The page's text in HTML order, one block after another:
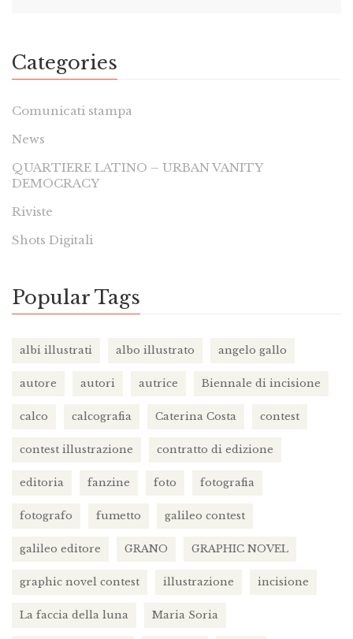
Categories
Comunicati stampa
News
QUARTIERE LATINO – URBAN VANITY
DEMOCRACY
Riviste
Shots Digitali
Popular Tags
albi illustrati albo illustrato angelo gallo
autore autori autrice Biennale di incisione
calco calcografia Caterina Costa contest
contest illustrazione contratto di edizione
editoria fanzine foto fotografia
fotografo fumetto galileo contest
galileo editore GRANO GRAPHIC NOVEL
graphic novel contest illustrazione incisione
La faccia della luna Maria Soria